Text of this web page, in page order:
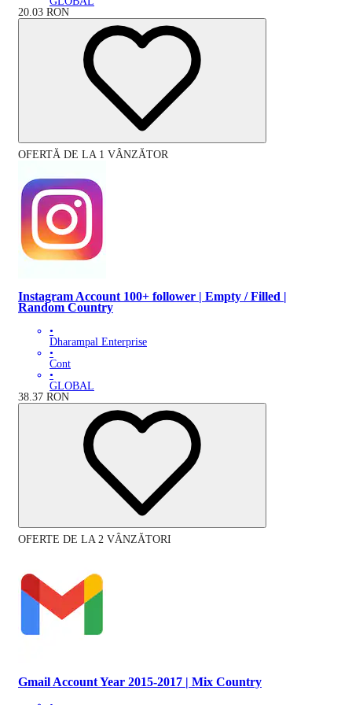
20.03 RON
OFERTĂ DE LA 1 VÂNZĂTOR
Instagram Account 100+ follower | Empty / Filled |
Random Country
•
Dharampal Enterprise
•
Cont
•
GLOBAL
38.37 RON
OFERTE DE LA 2 VÂNZĂTORI
Gmail Account Year 2015-2017 | Mix Country